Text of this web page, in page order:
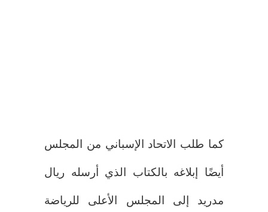
كما طلب الاتحاد الإسباني من المجلس
أيضًا إبلاغه بالكتاب الذي أرسله ريال
مدريد إلى المجلس الأعلى للرياضة